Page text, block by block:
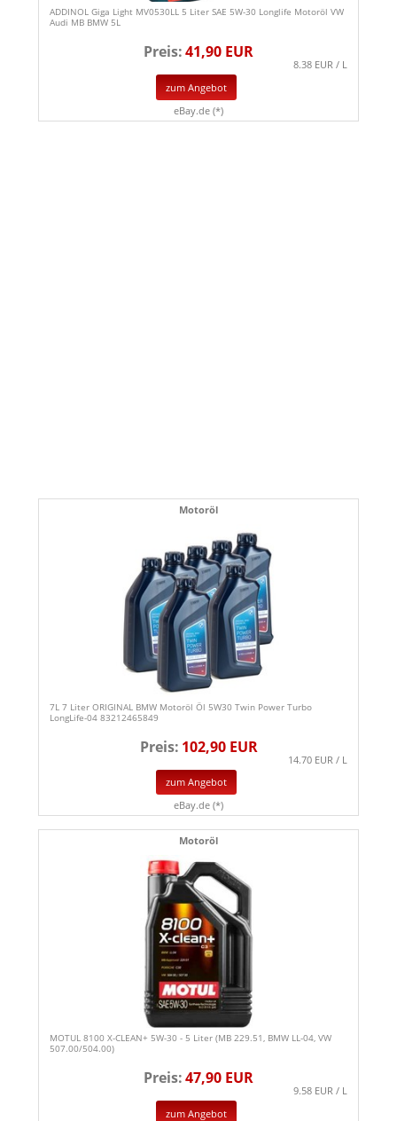
ADDINOL Giga Light MV0530LL 5 Liter SAE 5W-30 Longlife Motoröl VW
Audi MB BMW 5L
Preis:41,90 EUR
8.38 EUR / L
zum Angebot
eBay.de (*)
Motoröl
7L 7 Liter ORIGINAL BMW Motoröl Öl 5W30 Twin Power Turbo
LongLife-04 83212465849
Preis: 102,90 EUR
14.70 EUR / L
zum Angebot
eBay.de (*)
Motoröl
MOTUL 8100 X-CLEAN+ 5W-30 - 5 Liter (MB 229.51, BMW LL-04, VW
507.00/504.00)
Preis:47,90 EUR
9.58 EUR / L
zum Angebot